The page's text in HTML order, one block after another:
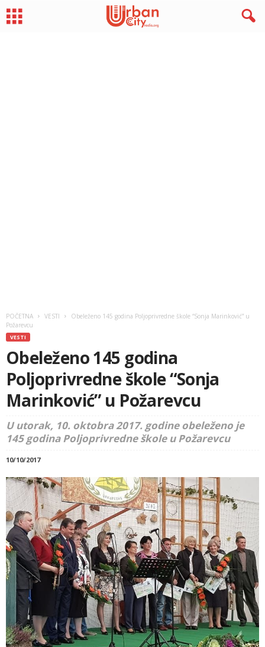
POČETNA VESTI
Obeleženo 145 godina Poljoprivredne škole “Sonja Marinković” u
Požarevcu
VESTI
Obeleženo 145 godina
Poljoprivredne škole “Sonja
Marinković” u Požarevcu
U utorak, 10. oktobra 2017. godine obeleženo je
145 godina Poljoprivredne škole u Požarevcu
10/10/2017